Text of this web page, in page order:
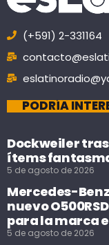
(+591) 2-331164
PODRÍA
Dockweiler
ítems
5 de agosto de 2026
Mercedes-
nuevo
para la marca
5 de agosto de 2026